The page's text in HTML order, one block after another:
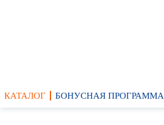
КАТАЛОГ БОНУСНАЯ ПРОГРАММА